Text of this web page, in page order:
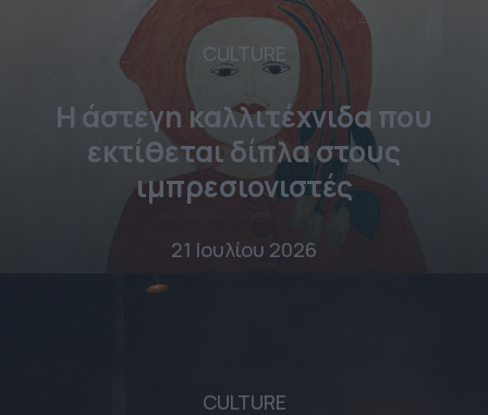
CULTURE
Η άστεγη καλλιτέχνιδα που
εκτίθεται δίπλα στους
ιμπρεσιονιστές
21 Ιουλίου 2026
CULTURE